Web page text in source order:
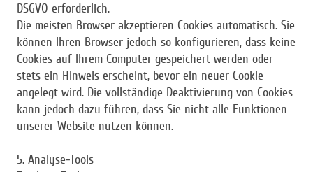
DSGVO erforderlich.
Die meisten Browser akzeptieren Cookies automatisch. Sie
können Ihren Browser jedoch so konfigurieren, dass keine
Cookies auf Ihrem Computer gespeichert werden oder
stets ein Hinweis erscheint, bevor ein neuer Cookie
angelegt wird. Die vollständige Deaktivierung von Cookies
kann jedoch dazu führen, dass Sie nicht alle Funktionen
unserer Website nutzen können.
5. Analyse-Tools